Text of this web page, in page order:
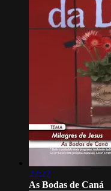
22:22
As Bodas de Caná